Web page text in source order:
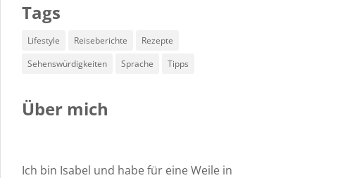
Tags
Lifestyle Reiseberichte
Rezepte
Sehenswürdigkeiten
Sprache Tipps
Über mich
Ich bin Isabel und habe für eine Weile in